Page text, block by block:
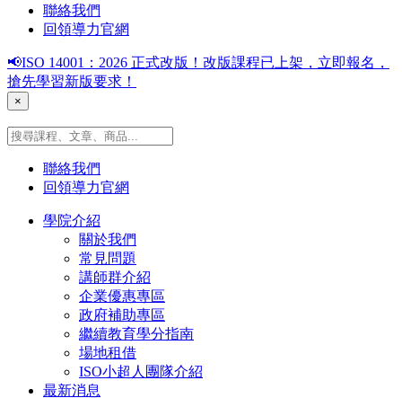
聯絡我們
回領導力官網
📢ISO 14001：2026 正式改版！改版課程已上架，立即報名，
搶先學習新版要求！
×
聯絡我們
回領導力官網
學院介紹
關於我們
常見問題
講師群介紹
企業優惠專區
政府補助專區
繼續教育學分指南
場地租借
ISO小超人團隊介紹
最新消息